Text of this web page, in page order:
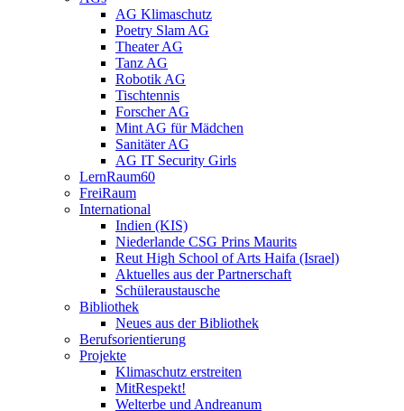
AG Klimaschutz
Poetry Slam AG
Theater AG
Tanz AG
Robotik AG
Tischtennis
Forscher AG
Mint AG für Mädchen
Sanitäter AG
AG IT Security Girls
LernRaum60
FreiRaum
International
Indien (KIS)
Niederlande CSG Prins Maurits
Reut High School of Arts Haifa (Israel)
Aktuelles aus der Partnerschaft
Schüleraustausche
Bibliothek
Neues aus der Bibliothek
Berufsorientierung
Projekte
Klimaschutz erstreiten
MitRespekt!
Welterbe und Andreanum